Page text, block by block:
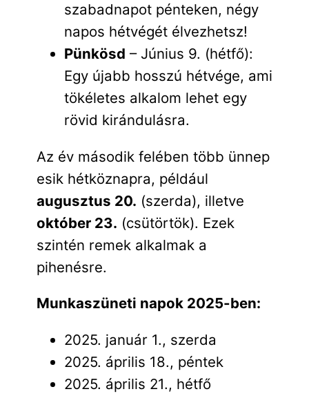
szabadnapot pénteken, négy
napos hétvégét élvezhetsz!
Pünkösd – Június 9. (hétfő):
Egy újabb hosszú hétvége, ami
tökéletes alkalom lehet egy
rövid kirándulásra.
Az év második felében több ünnep
esik hétköznapra, például
augusztus 20. (szerda), illetve
október 23. (csütörtök). Ezek
szintén remek alkalmak a
pihenésre.
Munkaszüneti napok 2025-ben:
2025. január 1., szerda
2025. április 18., péntek
2025. április 21., hétfő